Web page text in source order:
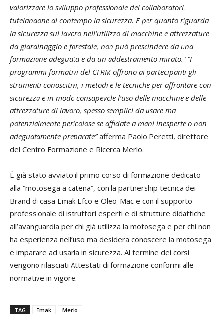
valorizzare lo sviluppo professionale dei collaboratori,
tutelandone al contempo la sicurezza. E per quanto riguarda
la sicurezza sul lavoro nell’utilizzo di macchine e attrezzature
da giardinaggio e forestale, non può prescindere da una
formazione adeguata e da un addestramento mirato.”“I
programmi formativi del CFRM offrono ai partecipanti gli
strumenti conoscitivi, i metodi e le tecniche per affrontare con
sicurezza e in modo consapevole l’uso delle macchine e delle
attrezzature di lavoro, spesso semplici da usare ma
potenzialmente pericolose se affidate a mani inesperte o non
adeguatamente preparate”afferma Paolo Peretti, direttore
del Centro Formazione e Ricerca Merlo.
È già stato avviato il primo corso di formazione dedicato
alla “motosega a catena”, con la partnership tecnica dei
Brand di casa Emak Efco e Oleo-Mac e con il supporto
professionale di istruttori esperti e di strutture didattiche
all’avanguardia per chi già utilizza la motosega e per chi non
ha esperienza nell’uso ma desidera conoscere la motosega
e imparare ad usarla in sicurezza. Al termine dei corsi
vengono rilasciati Attestati di formazione conformi alle
normative in vigore.
TAG Emak Merlo